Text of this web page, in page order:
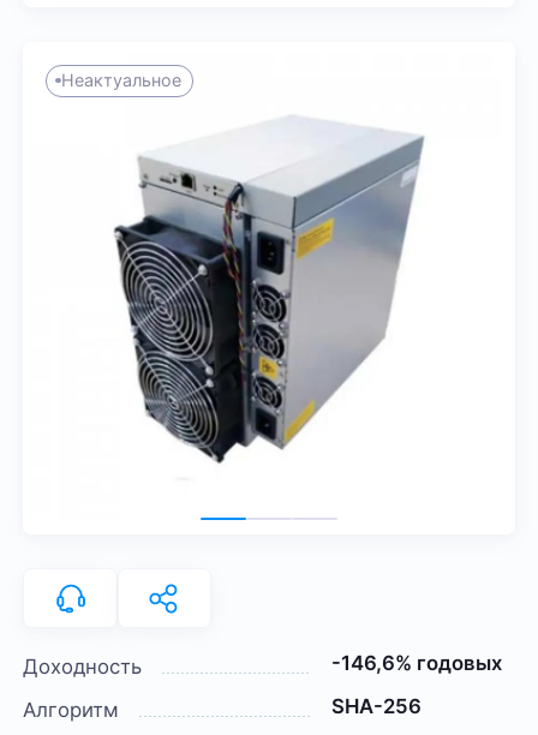
Неактуальное
Доходность
-146,6% годовых
Алгоритм
SHA-256